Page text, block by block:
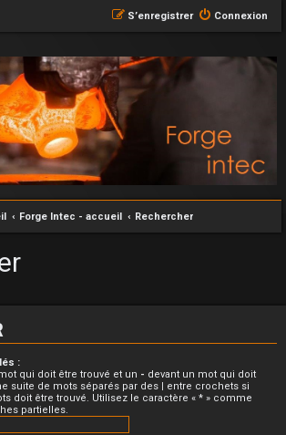
Connexion
S’enregistrer
Forge Intec - accueil Rechercher
:
qui doit être trouvé et un - devant un mot qui doit
suite de mots séparés par des | entre crochets si
doit être trouvé. Utilisez le caractère « * » comme
partielles.